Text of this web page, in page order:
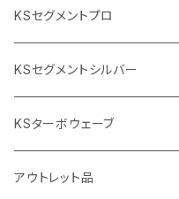
タイルニッパー
プロ用鏝（こて）
吸着盤
その他
撹拌軸
押し切り替え刃（手動切断機替え刃
電動切断機
タイルパッチ（ビブラート
105mm（4インチ）
125ｍｍ（5インチ）
KSセグメントプロ
105mm（4インチ）
通常品
ビス穴付き
125mm（5インチ）
通常品
150ｍｍ（6インチ）
KSセグメントシルバー
105mm（4インチ）
125mm（5インチ）
KSターボウェーブ
105mm（4インチ）
アウトレット品